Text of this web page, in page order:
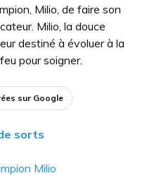
Milio, de faire son
Milio, la douce
destiné à évoluer à la
pour soigner.
sur Google
sorts
Milio